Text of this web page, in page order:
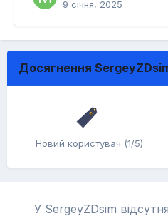
9 січня, 2025
Досягнення
Новий користувач (1/5)
У SergeyZDsim